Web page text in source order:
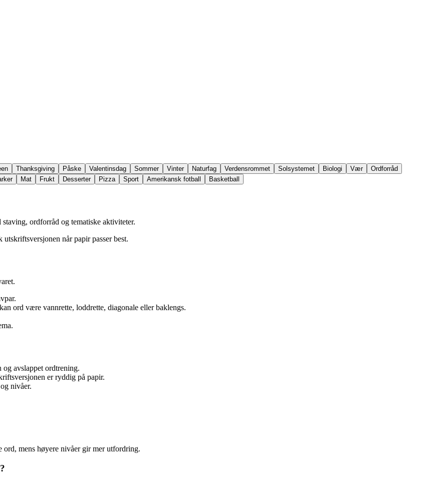
Thanksgiving Påske Valentinsdag Sommer Vinter Naturfag Verdensrommet Solsystemet Biologi Vær
Ordforråd
Mat Frukt Desserter Pizza Sport Amerikansk fotball Basketball
ordforråd og tematiske aktiviteter.
når papir passer best.
ord være vannrette, loddrette, diagonale eller baklengs.
avslappet ordtrening.
er ryddig på papir.
nivåer.
mens høyere nivåer gir mer utfordring.